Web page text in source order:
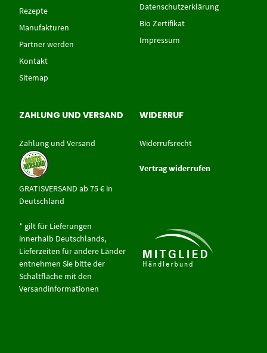
Rezepte
Manufakturen
Partner werden
Kontakt
Sitemap
Datenschutzerklärung
Bio Zertifikat
Impressum
ZAHLUNG UND VERSAND
Zahlung und Versand
GRATISVERSAND ab 75 € in
Deutschland
* gilt für Lieferungen
innerhalb Deutschlands,
Lieferzeiten für andere Länder
entnehmen Sie bitte der
Schaltfläche mit den
Versandinformationen
WIDERRUF
Widerrufsrecht
Vertrag widerrufen